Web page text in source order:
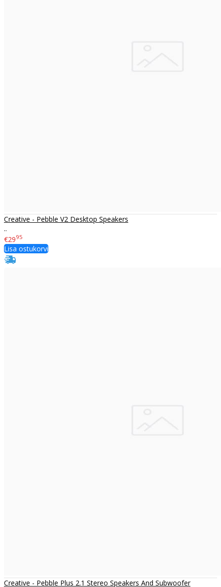
Creative - Pebble V2 Desktop Speakers
..
€2995
Lisa ostukorvi
Creative - Pebble Plus 2.1 Stereo Speakers And Subwoofer